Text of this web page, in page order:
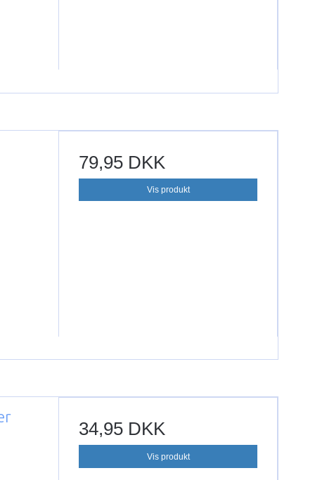
79,95 DKK
Vis produkt
34,95 DKK
Vis produkt